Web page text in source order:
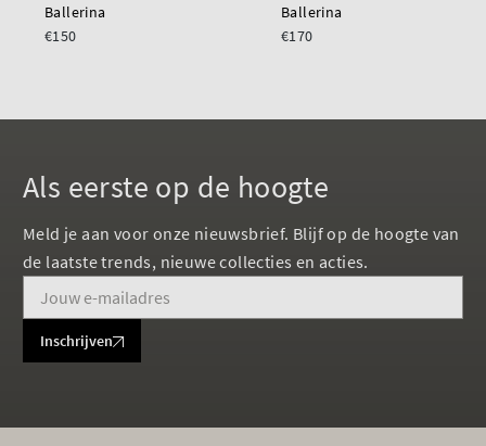
Ballerina
€150
Ballerina
€170
Als eerste op de hoogte
Meld je aan voor onze nieuwsbrief. Blijf op de hoogte van
de laatste trends, nieuwe collecties en acties.
Inschrijven